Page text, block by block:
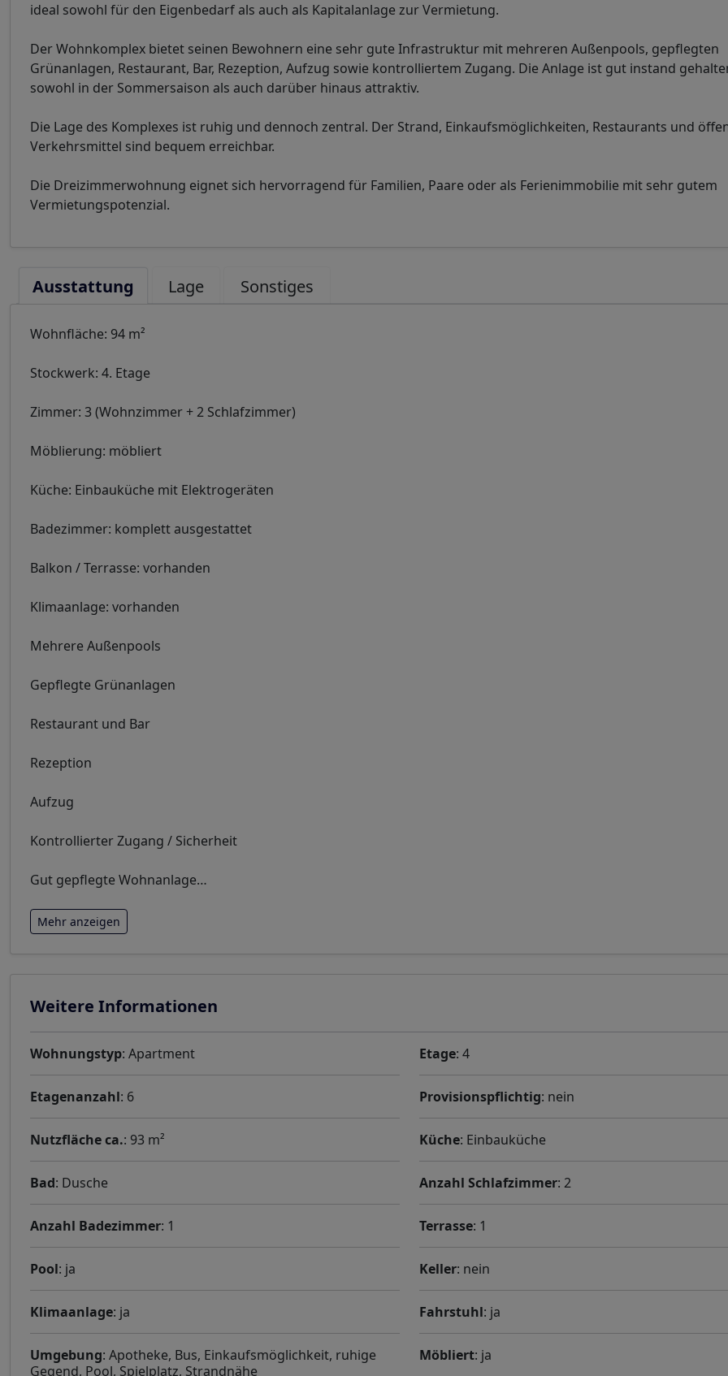
ideal sowohl für den Eigenbedarf als auch als Kapitalanlage zur Vermietung.
Der Wohnkomplex bietet seinen Bewohnern eine sehr gute Infrastruktur mit mehreren Außenpools, gepflegten
Grünanlagen, Restaurant, Bar, Rezeption, Aufzug sowie kontrolliertem Zugang. Die Anlage ist gut instand
sowohl in der Sommersaison als auch darüber hinaus attraktiv.
Die Lage des Komplexes ist ruhig und dennoch zentral. Der Strand, Einkaufsmöglichkeiten, Restaurants und
Verkehrsmittel sind bequem erreichbar.
Die Dreizimmerwohnung eignet sich hervorragend für Familien, Paare oder als Ferienimmobilie mit sehr gutem
Vermietungspotenzial.
Ausstattung Lage Sonstiges
Wohnfläche: 94 m²
Stockwerk: 4. Etage
Zimmer: 3 (Wohnzimmer + 2 Schlafzimmer)
Möblierung: möbliert
Küche: Einbauküche mit Elektrogeräten
Badezimmer: komplett ausgestattet
Balkon / Terrasse: vorhanden
Klimaanlage: vorhanden
Mehrere Außenpools
Gepflegte Grünanlagen
Restaurant und Bar
Rezeption
Aufzug
Kontrollierter Zugang / Sicherheit
Gut gepflegte Wohnanlage…
Mehr anzeigen
Weitere Informationen
Wohnungstyp: Apartment Etage: 4
Etagenanzahl: 6 Provisionspflichtig: nein
Nutzfläche ca.: 93 m² Küche: Einbauküche
Bad: Dusche Anzahl Schlafzimmer: 2
Anzahl Badezimmer: 1 Terrasse: 1
Pool: ja Keller: nein
Klimaanlage: ja Fahrstuhl: ja
Umgebung: Apotheke, Bus, Einkaufsmöglichkeit, ruhige
Gegend, Pool, Spielplatz, Strandnähe
Möbliert: ja